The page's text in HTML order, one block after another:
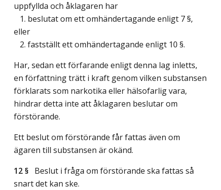
uppfyllda och åklagaren har
1. beslutat om ett omhändertagande enligt 7 §,
eller
2. fastställt ett omhändertagande enligt 10 §.
Har, sedan ett förfarande enligt denna lag inletts,
en författning trätt i kraft genom vilken substansen
förklarats som narkotika eller hälsofarlig vara,
hindrar detta inte att åklagaren beslutar om
förstörande.
Ett beslut om förstörande får fattas även om
ägaren till substansen är okänd.
12 § Beslut i fråga om förstörande ska fattas så
snart det kan ske.